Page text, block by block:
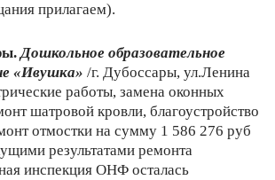
прилагаем).
Дошкольное образовательное
«Ивушка» /г. Дубоссары, ул.Ленина
работы, замена оконных
шатровой кровли, благоустройство
отмостки на сумму 1 586 276 руб
результатами ремонта
инспекция ОНФ осталась